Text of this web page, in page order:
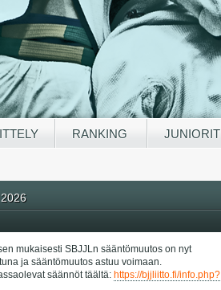
RANKING JUNIORIT
mukaisesti SBJJLn sääntömuutos on nyt
ja sääntömuutos astuu voimaan.
säännöt täältä: https://bjjliitto.fi/info.php?